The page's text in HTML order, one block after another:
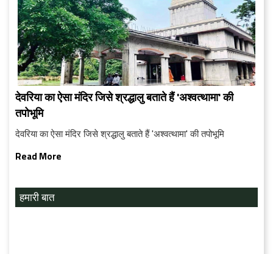
देवरिया का ऐसा मंदिर जिसे श्रद्धालु बताते हैं 'अश्वत्थामा' की
तपोभूमि
देवरिया का ऐसा मंदिर जिसे श्रद्धालु बताते हैं 'अश्वत्थामा' की तपोभूमि
Read More
हमारी बात